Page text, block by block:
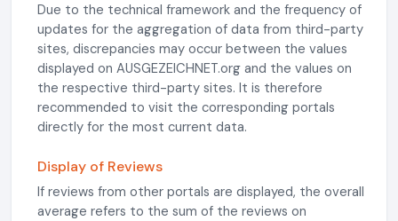
Due to the technical framework and the frequency of
updates for the aggregation of data from third-party
sites, discrepancies may occur between the values
displayed on AUSGEZEICHNET.org and the values on
the respective third-party sites. It is therefore
recommended to visit the corresponding portals
directly for the most current data.
Display of Reviews
If reviews from other portals are displayed, the overall
average refers to the sum of the reviews on